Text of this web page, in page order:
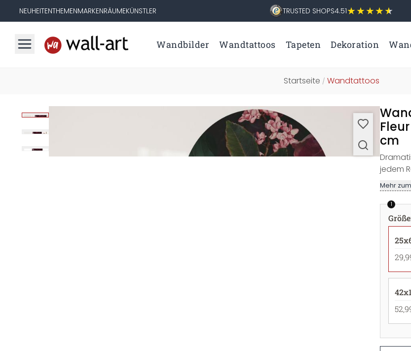
NEUHEITENTHEMENMARKENRÄUMEKÜNSTLER TRUSTED SHOPS4.51
Wandbilder Wandtattoos Tapeten Dekoration
Startseite / Wandtattoos
cm
jedem
Mehr
1
Größe